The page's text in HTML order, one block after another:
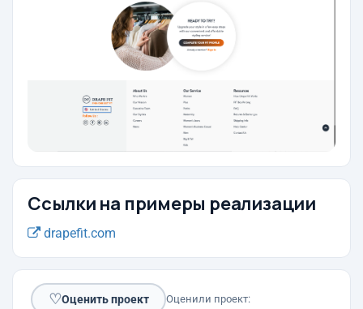
Ссылки на примеры реализации
drapefit.com
♡Оценить проект Оценили проект: